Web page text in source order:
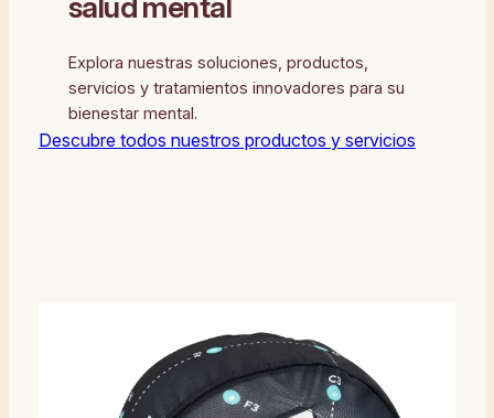
salud mental
Explora nuestras soluciones, productos,
servicios y tratamientos innovadores para su
bienestar mental.
Descubre todos nuestros productos y servicios